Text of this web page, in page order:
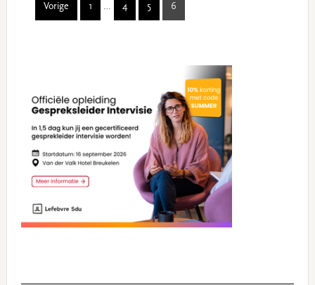
Vorige Page
1
Interim
pages
… Page
4 Page
5 6